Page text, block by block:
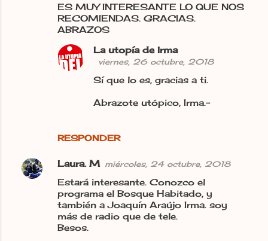
ES MUY INTERESANTE LO QUE NOS
RECOMIENDAS. GRACIAS.
ABRAZOS
RESPONDER
La utopía de Irma
viernes, 26 octubre, 2018
Sí que lo es, gracias a ti.
Abrazote utópico, Irma.-
Laura. M miércoles, 24 octubre, 2018
Estará interesante. Conozco el
programa el Bosque Habitado, y
también a Joaquín Araújo Irma. soy
más de radio que de tele.
Besos.